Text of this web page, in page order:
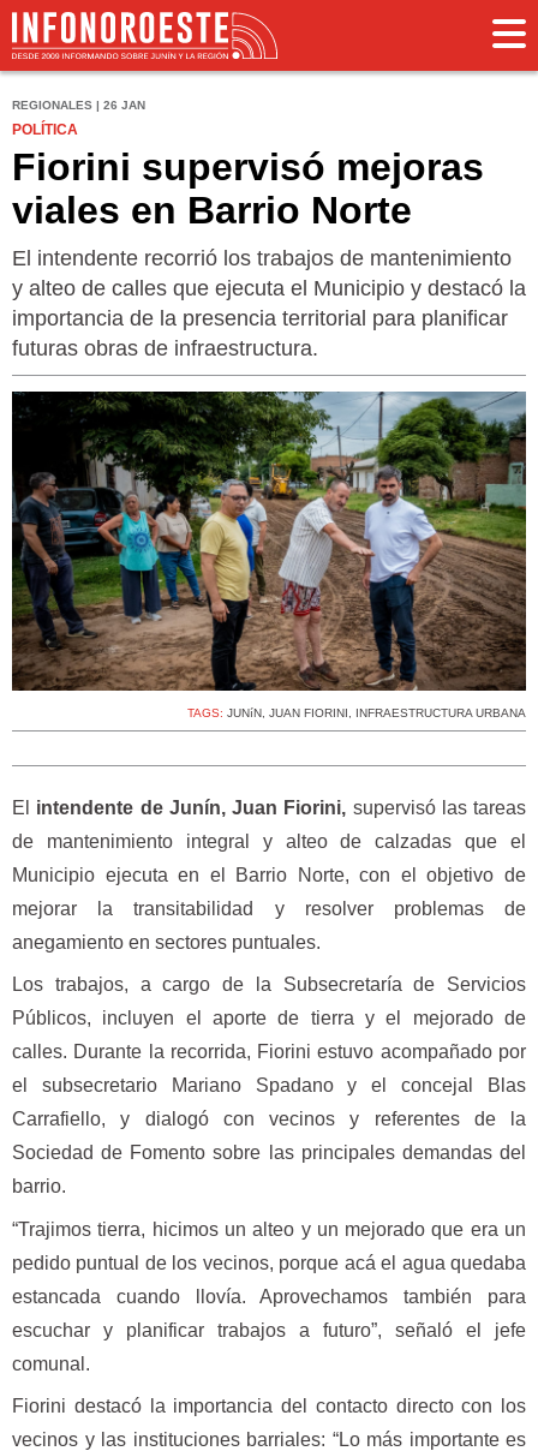
REGIONALES | 26 JAN
POLÍTICA
Fiorini supervisó mejoras
viales en Barrio Norte
El intendente recorrió los trabajos de mantenimiento
y alteo de calles que ejecuta el Municipio y destacó la
importancia de la presencia territorial para planificar
futuras obras de infraestructura.
TAGS: JUNíN, JUAN FIORINI , INFRAESTRUCTURA URBANA
El intendente de Junín, Juan Fiorini, supervisó las tareas
de mantenimiento integral y alteo de calzadas que el
Municipio ejecuta en el Barrio Norte, con el objetivo de
mejorar la transitabilidad y resolver problemas de
anegamiento en sectores puntuales.
Los trabajos, a cargo de la Subsecretaría de Servicios
Públicos, incluyen el aporte de tierra y el mejorado de
calles. Durante la recorrida, Fiorini estuvo acompañado por
el subsecretario Mariano Spadano y el concejal Blas
Carrafiello, y dialogó con vecinos y referentes de la
Sociedad de Fomento sobre las principales demandas del
barrio.
“Trajimos tierra, hicimos un alteo y un mejorado que era un
pedido puntual de los vecinos, porque acá el agua quedaba
estancada cuando llovía. Aprovechamos también para
escuchar y planificar trabajos a futuro”, señaló el jefe
comunal.
Fiorini destacó la importancia del contacto directo con los
vecinos y las instituciones barriales: “Lo más importante es